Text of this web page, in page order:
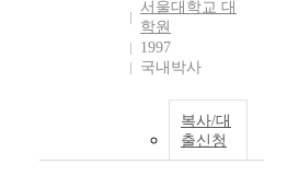
서울대학교 대
학원
1997
국내박사
복사/대
출신청